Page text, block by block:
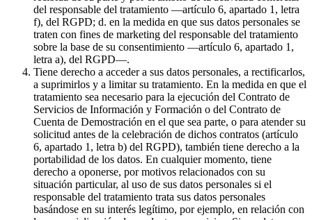
del responsable del tratamiento —artículo 6, apartado 1, letra
f), del RGPD; d. en la medida en que sus datos personales se
traten con fines de marketing del responsable del tratamiento
sobre la base de su consentimiento —artículo 6, apartado 1,
letra a), del RGPD—.
Tiene derecho a acceder a sus datos personales, a rectificarlos,
a suprimirlos y a limitar su tratamiento. En la medida en que el
tratamiento sea necesario para la ejecución del Contrato de
Servicios de Información y Formación o del Contrato de
Cuenta de Demostración en el que sea parte, o para atender su
solicitud antes de la celebración de dichos contratos (artículo
6, apartado 1, letra b) del RGPD), también tiene derecho a la
portabilidad de los datos. En cualquier momento, tiene
derecho a oponerse, por motivos relacionados con su
situación particular, al uso de sus datos personales si el
responsable del tratamiento trata sus datos personales
basándose en su interés legítimo, por ejemplo, en relación con